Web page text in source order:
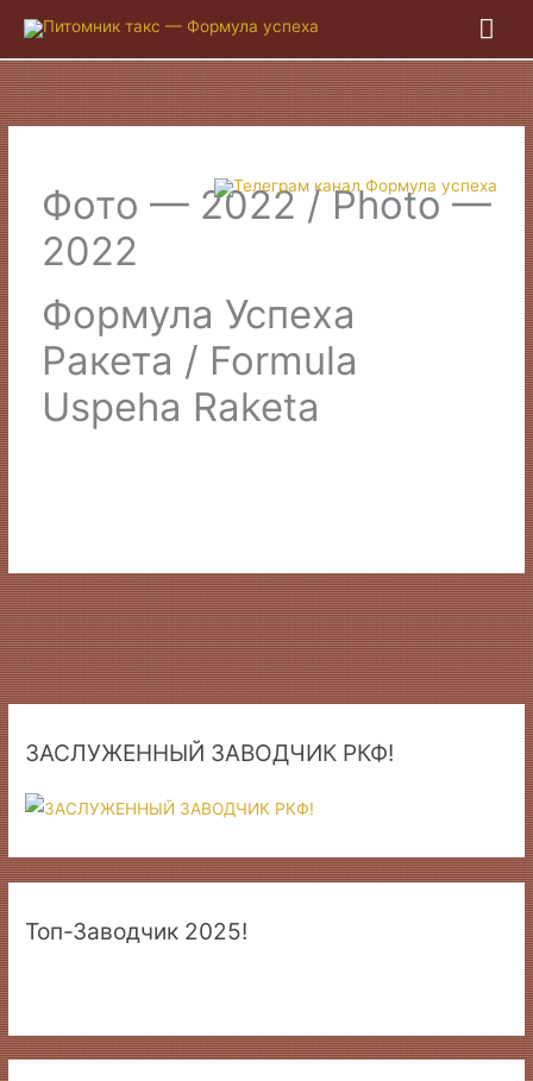
Фото — 2022 / Photo —
2022
Формула Успеха
Ракета / Formula
Uspeha Raketa
ЗАСЛУЖЕННЫЙ ЗАВОДЧИК РКФ!
Топ-Заводчик 2025!